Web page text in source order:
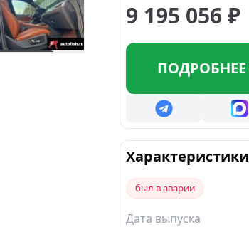
9 195 056₽
ПОДРОБНЕЕ
Характеристики
был в аварии
Дата выпуска